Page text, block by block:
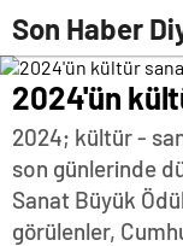
Son Haber
2024'ün
2024; kültür -
son günlerinde
Sanat Büyük
görülenler,